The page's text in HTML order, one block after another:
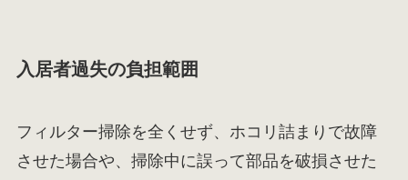
入居者過失の負担範囲
フィルター掃除を全くせず、ホコリ詰まりで故障
させた場合や、掃除中に誤って部品を破損させた